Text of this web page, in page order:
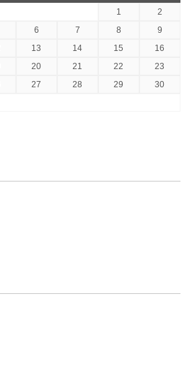
1
2
6 7 8
9
13 14 15
16
20 21 22
23
27 28 29
30